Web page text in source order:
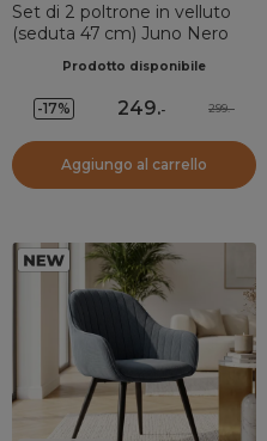
Set di 2 poltrone in velluto
(seduta 47 cm) Juno Nero
Prodotto disponibile
-17% 249.- 299.-
Aggiungo al carrello